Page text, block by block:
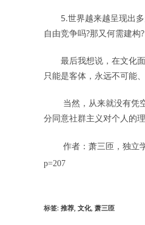
5.世界越来越呈现出
自由竞争吗?那又何需建构?
最后我想说，在文化面
只能是客体，永远不可能
当然，从来就没有凭
分同意社群主义对个人的
作者：萧三匝，独立
p=207
标签: 推荐, 文化, 萧三匝